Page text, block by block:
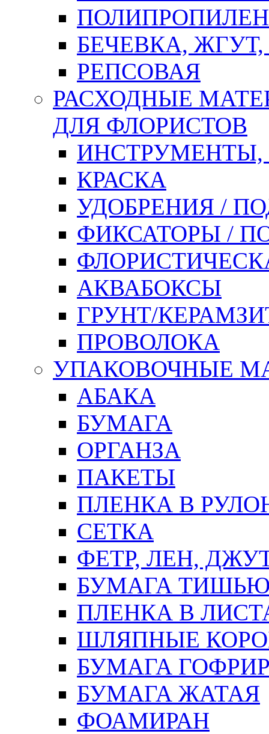
БЕЧЕВКА,
РЕПСОВАЯ
РАСХОДНЫЕ
ДЛЯ ФЛОРИСТОВ
ИНСТРУМЕНТЫ,
КРАСКА
УДОБРЕНИЯ /
ФИКСАТОРЫ /
АКВАБОКСЫ
ГРУНТ/
ПРОВОЛОКА
УПАКОВОЧНЫЕ
АБАКА
БУМАГА
ОРГАНЗА
ПАКЕТЫ
ПЛЕНКА В
СЕТКА
ФЕТР, ЛЕН,
БУМАГА
ПЛЕНКА В
ШЛЯПНЫЕ
БУМАГА
БУМАГА ЖАТАЯ
ФОАМИРАН